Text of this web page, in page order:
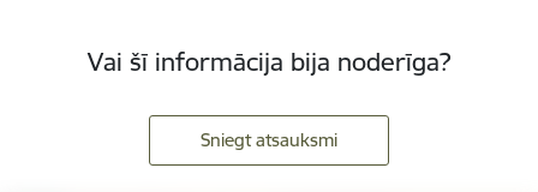
Vai šī informācija bija noderīga?
Sniegt atsauksmi